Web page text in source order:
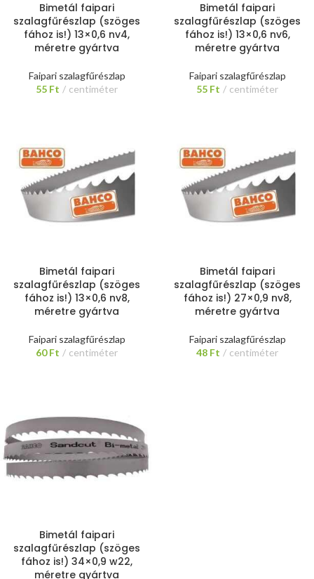
Bimetál faipari
szalagfűrészlap (szöges
fához is!) 13×0,6 nv4,
méretre gyártva
Faipari szalagfűrészlap
55 Ft centiméter
Bimetál faipari
szalagfűrészlap (szöges
fához is!) 13×0,6 nv6,
méretre gyártva
Faipari szalagfűrészlap
55 Ft centiméter
Bimetál faipari
szalagfűrészlap (szöges
fához is!) 13×0,6 nv8,
méretre gyártva
Faipari szalagfűrészlap
60Ft centiméter
Bimetál faipari
szalagfűrészlap (szöges
fához is!) 27×0,9 nv8,
méretre gyártva
Faipari szalagfűrészlap
48 Ft centiméter
Bimetál faipari
szalagfűrészlap (szöges
fához is!) 34×0,9 w22,
méretre gyártva